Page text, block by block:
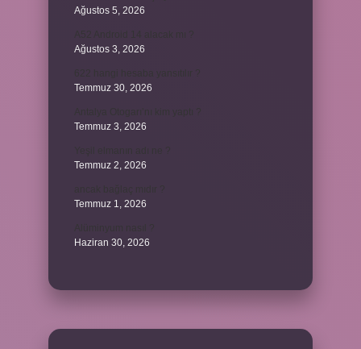
Ağustos 5, 2026
Ağustos 3, 2026
Temmuz 30, 2026
Temmuz 3, 2026
Temmuz 2, 2026
Temmuz 1, 2026
Haziran 30, 2026